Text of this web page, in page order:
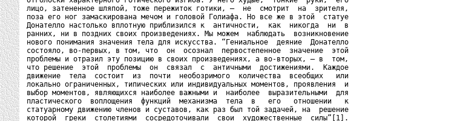
лицо, затененное шляпой, тоже пережиток готики, –  не  смотрит  на  зрителя,
поза его ног замаскирована мечом и головой Голиафа. Но все же в этой  статуе
Донателло настолько вплотную приблизился к  античности,  как  никогда  ни  в
ранних, ни в поздних своих произведениях. Мы можем  наблюдать  возникновение
нового понимания значения тела для искусства. “Гениальное  деяние  Донателло
состояло, во-первых, в том, что  он  осознал  первостепенное  значение  этой
проблемы и отразил эту позицию в своих произведениях, а во-вторых, – в  том,
что решение  этой  проблемы  он  связал  с  античными  достижениями.  Каждое
движение  тела  состоит  из  почти  необозримого  количества  всеобщих   или
локально ограниченных, типических или индивидуальных моментов, проявления  и
выбор моментов, являющихся наиболее важными и  наиболее  выразительными  для
пластического  воплощения  функций  механизма  тела  в   его   отношении   к
статуарному движению членов и суставов, как раз был той задачей, на  решение
которой  греки  столетиями  сосредоточивали  свои  художественные  силы”[1].